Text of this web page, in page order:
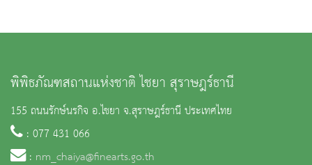
พิพิธภัณฑสถานแห่งชาติ ไชยา สุราษฎร์ธานี
155 ถนนรักษ์นรกิจ อ.ไชยา จ.สุราษฎร์ธานี ประเทศไทย
: 077 431 066
: nm_chaiya@finearts.go.th